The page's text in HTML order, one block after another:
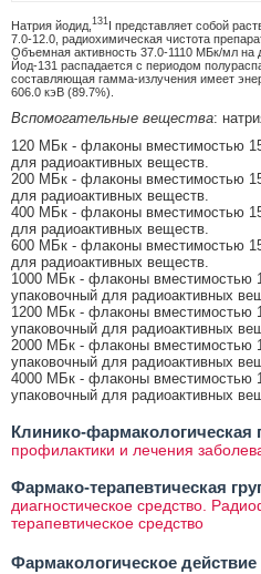
Натрия йодид, 131 I представляет собой
7.0-12.0, радиохимическая чистота
Объемная активность 37.0-1110 МБк/мл на
Йод-131 распадается с периодом
составляющая гамма-излучения имеет
606.0 кэВ (89.7%).
Вспомогательные вещества:
120 МБк - флаконы вместимостью
для радиоактивных веществ.
200 МБк - флаконы вместимостью
для радиоактивных веществ.
400 МБк - флаконы вместимостью
для радиоактивных веществ.
600 МБк - флаконы вместимостью
для радиоактивных веществ.
1000 МБк - флаконы вместимостью
упаковочный для радиоактивных
1200 МБк - флаконы вместимостью
упаковочный для радиоактивных
2000 МБк - флаконы вместимостью
упаковочный для радиоактивных
4000 МБк - флаконы вместимостью
упаковочный для радиоактивных
Клинико-фармакологическая
профилактики и лечения
Фармако-терапевтическая
диагностическое средство.
терапевтическое средство
Фармакологическое действие